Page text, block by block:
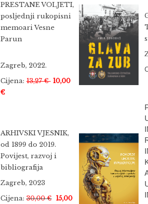
PRESTANE VOLJETI,
posljednji rukopisni
memoari Vesne
Parun
Zagreb, 2022.
Cijena: 13,27 € 10,00
€
ARHIVSKI VJESNIK,
od 1899 do 2019.
Povijest, razvoj i
bibliografija
Zagreb, 2023
Cijena: 30,00 € 15,00